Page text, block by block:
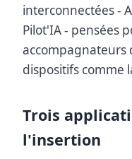
interconnectées -
Pilot'IA - pensées
accompagnateurs
dispositifs comme
Trois
l'insertion